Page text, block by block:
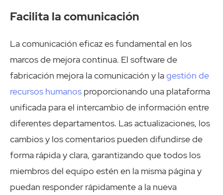
Facilita la comunicación
La comunicación eficaz es fundamental en los
marcos de mejora continua. El software de
fabricación mejora la comunicación y lagestión de
recursos humanos proporcionando una plataforma
unificada para el intercambio de información entre
diferentes departamentos. Las actualizaciones, los
cambios y los comentarios pueden difundirse de
forma rápida y clara, garantizando que todos los
miembros del equipo estén en la misma página y
puedan responder rápidamente a la nueva